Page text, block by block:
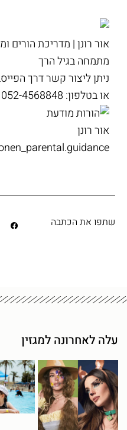
אור רונן | מדריכת הורים
מתמחה בגיל הרך
ניתן ליצור קשר דרך
או בטלפון: 052-4568848
אור רונן
שתפו את הכתבה
עלה לאחרונה למגזין